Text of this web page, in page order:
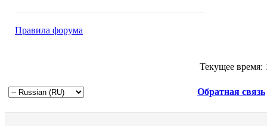
Правила форума
Текущее время:
Обратная связь